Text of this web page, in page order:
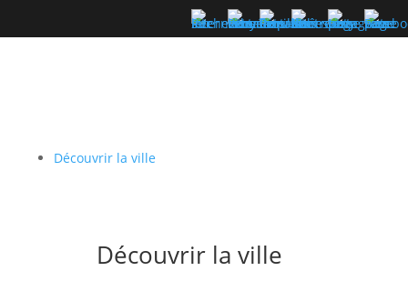
Découvrir la ville
Découvrir la ville